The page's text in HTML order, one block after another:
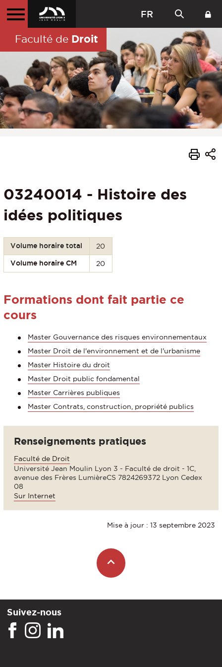
FR
Faculté de Droit
03240014 - Histoire des
idées politiques
Volume horaire total 20
Volume horaire CM 20
Formations dont fait partie ce
cours
Master Gouvernance des risques environnementaux
Master Droit de l'environnement et de l'urbanisme
Master Histoire du droit
Master Droit public fondamental
Master Carrières publiques
Master Contrats, construction, propriété publics
Renseignements pratiques
Faculté de Droit
Université Jean Moulin Lyon 3 - Faculté de droit - 1C,
avenue des Frères LumièreCS 7824269372 Lyon Cedex
08
Sur Internet
Mise à jour : 13 septembre 2023
Suivez-nous